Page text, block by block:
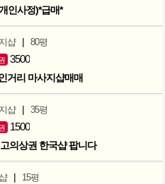
인사정)*급매*
샵 | 80평
3500
거리 마사지샵매매
샵 | 35평
1500
의상권 한국샵 팝니다
| 15평